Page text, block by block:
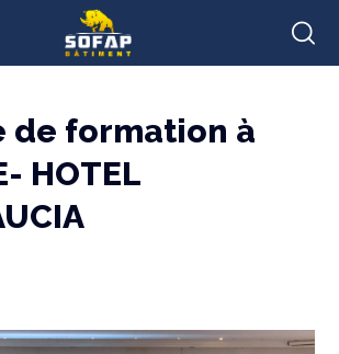
de formation à
HOTEL